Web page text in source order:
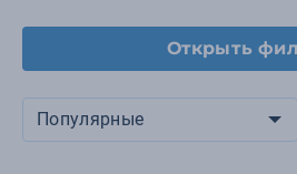
Открыть
Популярные